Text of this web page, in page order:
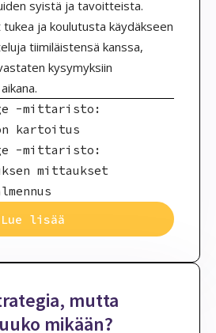
syistä ja tavoitteista.
ja koulutusta käydäkseen
tiimiläistensä kanssa,
kysymyksiin
-mittaristo:
kartoitus
-mittaristo:
mittaukset
Lue lisää
mutta
mikään?